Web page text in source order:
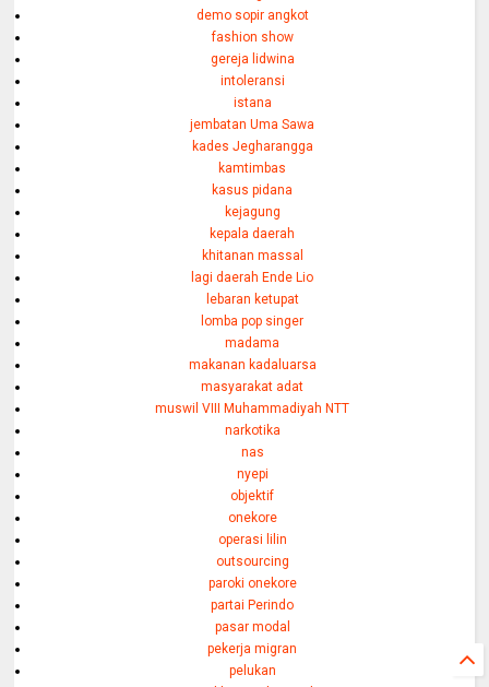
demo sopir angkot
fashion show
gereja lidwina
intoleransi
istana
jembatan Uma Sawa
kades Jegharangga
kamtimbas
kasus pidana
kejagung
kepala daerah
khitanan massal
lagi daerah Ende Lio
lebaran ketupat
lomba pop singer
madama
makanan kadaluarsa
masyarakat adat
muswil VIII Muhammadiyah NTT
narkotika
nas
nyepi
objektif
onekore
operasi lilin
outsourcing
paroki onekore
partai Perindo
pasar modal
pekerja migran
pelukan